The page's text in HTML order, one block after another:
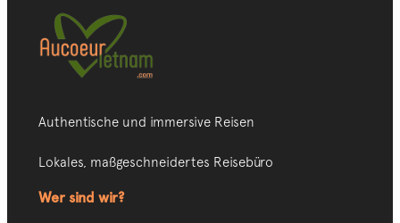
Authentische und immersive Reisen
Lokales, maßgeschneidertes Reisebüro
Wer sind wir?